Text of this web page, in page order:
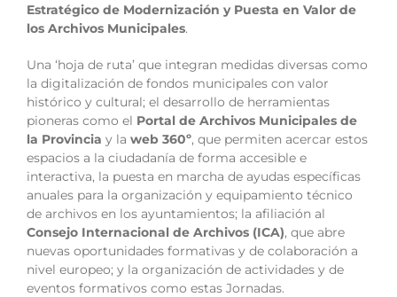
Estratégico de Modernización y Puesta en Valor de
los Archivos Municipales.
Una ‘hoja de ruta’ que integran medidas diversas como
la digitalización de fondos municipales con valor
histórico y cultural; el desarrollo de herramientas
pioneras como el Portal de Archivos Municipales de
la Provincia y la web 360º, que permiten acercar estos
espacios a la ciudadanía de forma accesible e
interactiva, la puesta en marcha de ayudas específicas
anuales para la organización y equipamiento técnico
de archivos en los ayuntamientos; la afiliación al
Consejo Internacional de Archivos (ICA), que abre
nuevas oportunidades formativas y de colaboración a
nivel europeo; y la organización de actividades y de
eventos formativos como estas Jornadas.